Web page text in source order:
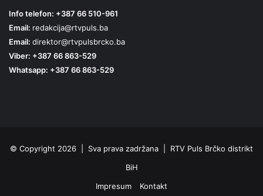
Info telefon: +387 66 510-961
Email: redakcija@rtvpuls.ba
Email: direktor@rtvpulsbrcko.ba
Viber: +387 66 863-529
Whatsapp: +387 66 863-529
© Copyright 2026 | Sva prava zadržana | RTV Puls Brčko distrikt
BiH
Impresum
Kontakt